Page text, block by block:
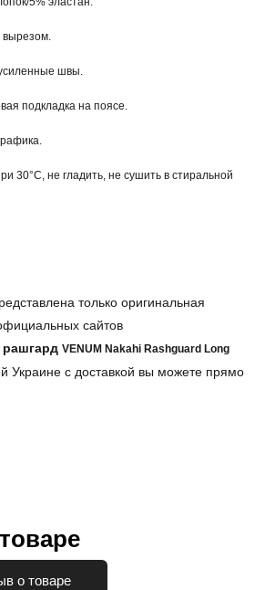
вырезом.
швы.
подкладка на поясе.
30°С, не гладить, не сушить в стиральной
только оригинальная
сайтов
рашгард VENUM Nakahi Rashguard Long
Украине с доставкой вы можете прямо
о товаре